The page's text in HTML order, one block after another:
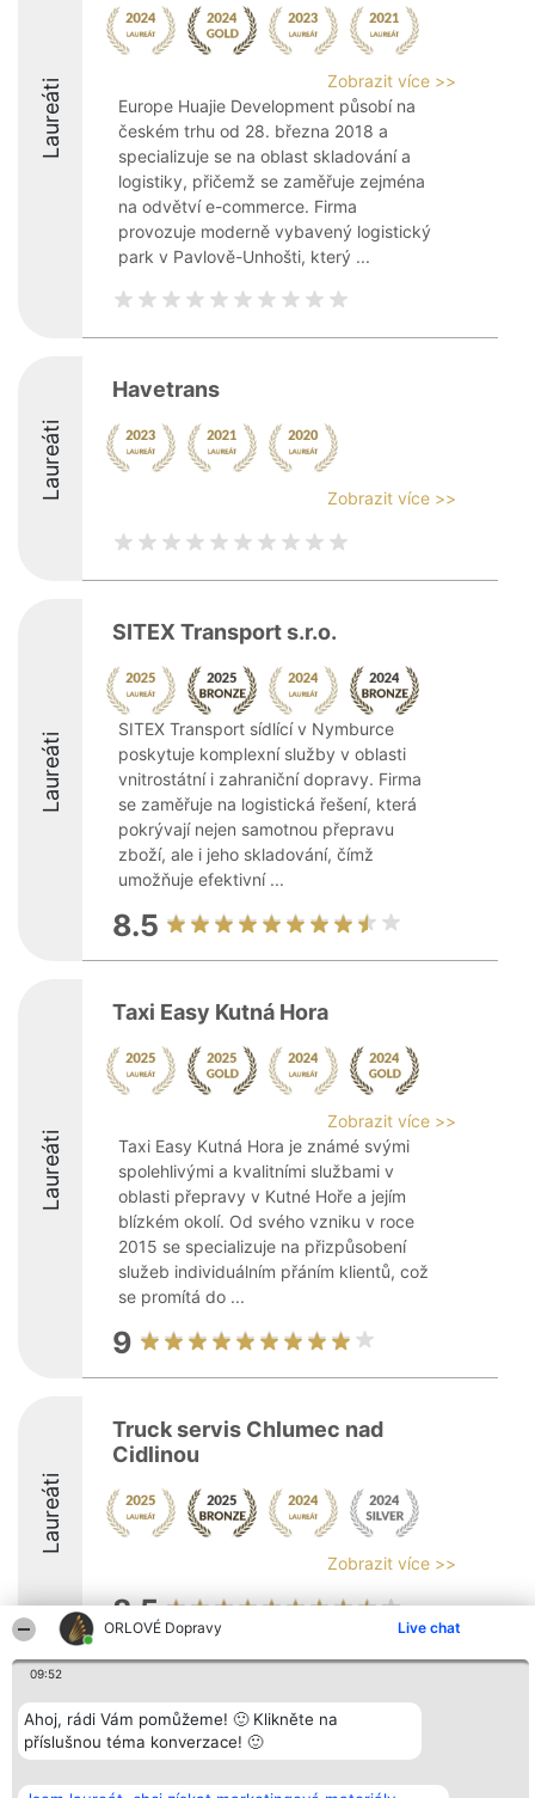
ORLOVÉ Dopravy Live chat
09:52
Ahoj, rádi Vám pomůžeme! 🙂 Klikněte na
příslušnou téma konverzace! 🙂
Laureáti
Zobrazit více >>
Europe Huajie Development působí na
českém trhu od 28. března 2018 a
specializuje se na oblast skladování a
logistiky, přičemž se zaměřuje zejména
na odvětví e-commerce. Firma
provozuje moderně vybavený logistický
park v Pavlově-Unhošti, který ...
Laureáti
Havetrans
Zobrazit více >>
Laureáti
SITEX Transport s.r.o.
SITEX Transport sídlící v Nymburce
poskytuje komplexní služby v oblasti
vnitrostátní i zahraniční dopravy. Firma
se zaměřuje na logistická řešení, která
pokrývají nejen samotnou přepravu
zboží, ale i jeho skladování, čímž
umožňuje efektivní ...
8.5
Laureáti
Taxi Easy Kutná Hora
Zobrazit více >>
Taxi Easy Kutná Hora je známé svými
spolehlivými a kvalitními službami v
oblasti přepravy v Kutné Hoře a jejím
blízkém okolí. Od svého vzniku v roce
2015 se specializuje na přizpůsobení
služeb individuálním přáním klientů, což
se promítá do ...
9
Laureáti
Truck servis Chlumec nad
Cidlinou
Zobrazit více >>
8.5
Bright Side Solutions sp. z o.
o. sp. k.
ul. Ruska 22
Wrocław 50-079
KRS 0000749100 | Regon
Vítězové
Seznam všech
laureátů
Zásady
Pravidla